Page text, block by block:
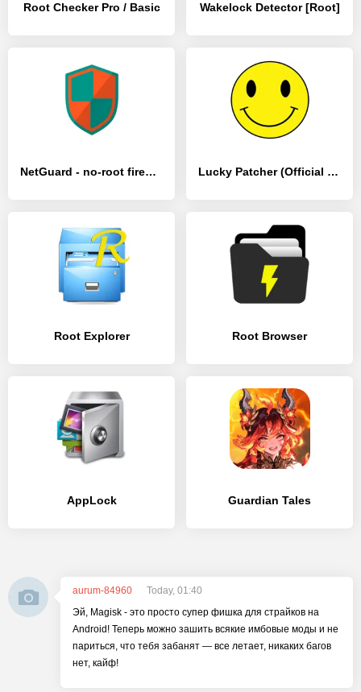
Root Checker Pro / Basic Wakelock Detector [Root]
NetGuard - no-root firewall Lucky Patcher (Official by ChelpuS)
Root Explorer Root Browser
AppLock Guardian Tales
aurum-84960
Today, 01:40
Эй, Magisk - это просто супер фишка для страйков на
Android! Теперь можно зашить всякие имбовые моды и не
париться, что тебя забанят — все летает, никаких багов
нет, кайф!